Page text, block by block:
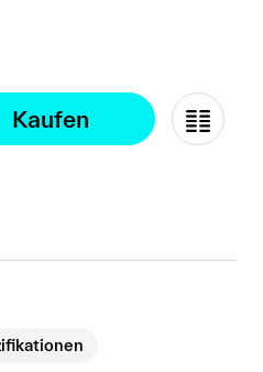
Kaufen